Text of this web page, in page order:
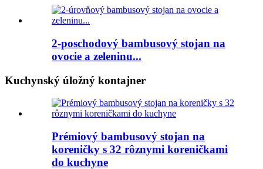
2-poschodový bambusový stojan na
ovocie a zeleninu...
Kuchynský úložný kontajner
Prémiový bambusový stojan na
koreničky s 32 rôznymi koreničkami
do kuchyne